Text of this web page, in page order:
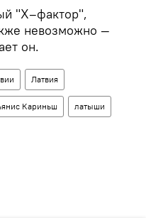
"X–фактор",
невозможно —
он.
Латвия
Кариньш латыши